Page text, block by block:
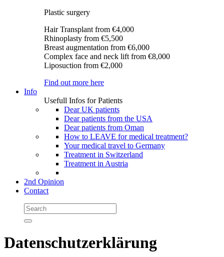
Plastic surgery
Hair Transplant from €4,000
Rhinoplasty from €5,500
Breast augmentation from €6,000
Complex face and neck lift from €8,000
Liposuction from €2,000
Find out more here
Info
Usefull Infos for Patients
Dear UK patients
Dear patients from the USA
Dear patients from Oman
How to LEAVE for medical treatment?
Your medical travel to Germany
Treatment in Switzerland
Treatment in Austria
2nd Opinion
Contact
Datenschutzerklärung